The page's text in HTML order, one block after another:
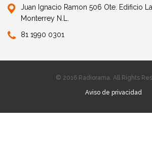
Juan Ignacio Ramon 506 Ote. Edificio
Monterrey N.L.
81 1990 0301
© 2016 Radiorama. All Rights
Aviso de privacidad